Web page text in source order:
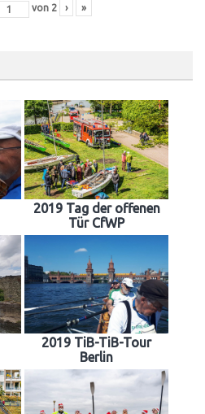
von 2 › »
2019 Tag der offenen
Tür CfWP
2019 TiB-TiB-Tour
Berlin